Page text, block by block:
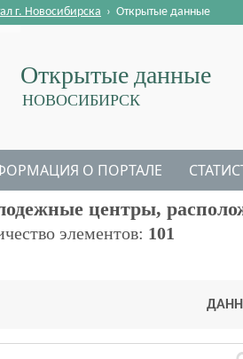
Открытые данные
НОВОСИБИРСК
г. Новосибирска › Открытые данные
О ПОРТАЛЕ
центры,
элементов: 101